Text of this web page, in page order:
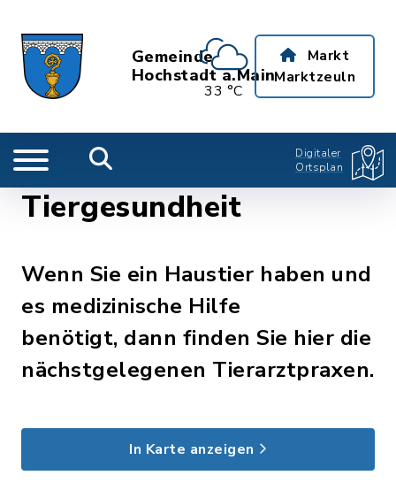
Gemeinde
Hochstadt a.Main
33 °C
Markt
Marktzeuln
Digitaler
Ortsplan
Tiergesundheit
Wenn Sie ein Haustier haben und
es medizinische Hilfe
benötigt, dann finden Sie hier die
nächstgelegenen Tierarztpraxen.
In Karte anzeigen